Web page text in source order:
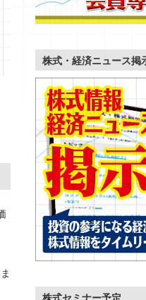
株式・経済ニュース掲